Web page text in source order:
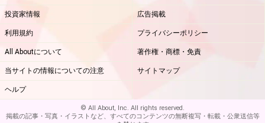
投資家情報 広告掲載
利用規約 プライバシーポリシー
All Aboutについて 著作権・商標・免責
当サイトの情報についての注意 サイトマップ
ヘルプ
© All About, Inc. All rights reserved.
掲載の記事・写真・イラストなど、すべてのコンテンツの無断複写・転載・公衆送信等